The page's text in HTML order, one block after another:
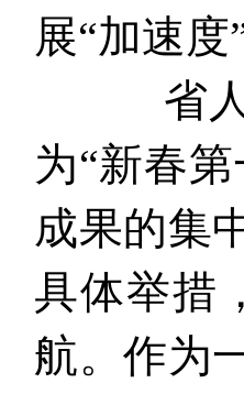
展“加速度”
省人
为“新春
成果的集
具体举措
航。作为